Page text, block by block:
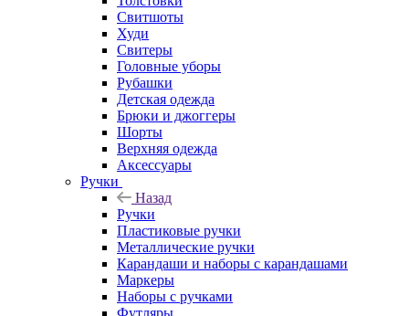
Свитшоты
Худи
Свитеры
Головные уборы
Рубашки
Детская одежда
Брюки и джоггеры
Шорты
Верхняя одежда
Аксессуары
Ручки
Назад
Ручки
Пластиковые ручки
Металлические ручки
Карандаши и наборы с карандашами
Маркеры
Наборы с ручками
Футляры